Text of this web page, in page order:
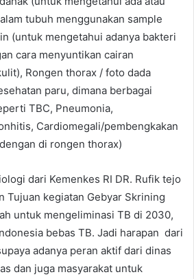
tubuh menggunakan sample
(untuk mengetahui adanya bakteri
cara menyuntikan cairan
Rongen thorax / foto dada
paru, dimana berbagai
TBC, Pneumonia,
Cardiomegali/pembengkakan
di rongen thorax)
dari Kemenkes RI DR. Rufik tejo
Tujuan kegiatan Gebyar Skrining
untuk mengeliminasi TB di 2030,
bebas TB. Jadi harapan dari
adanya peran aktif dari dinas
dan juga masyarakat untuk